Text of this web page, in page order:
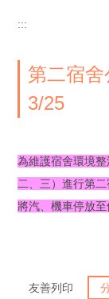
:::
第二宿舍
3/25
為維護宿舍環境
二、三）進行第
將汽、機車停放至
友善列印